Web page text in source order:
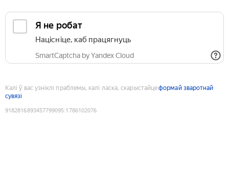
Я не робат
Націсніце, каб працягнуць
SmartCaptcha by Yandex Cloud
Калі ў вас узніклі праблемы, калі ласка, скарыстайцеформай зваротнай
сувязі
9182816893457799095:1786102076